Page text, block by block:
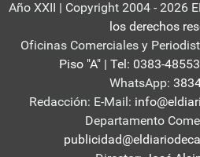
Año XXII | Copyright 2004 - 2026
los derechos
Oficinas Comerciales y
Piso "A" | Tel: 0383-
WhatsApp:
Redacción: E-Mail:
Departamento